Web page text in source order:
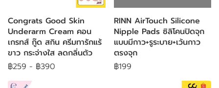
Congrats Good Skin
Underarm Cream คอน
เกรทส์ กู๊ด สกิน ครีมทารักแร้
ขาว กระจ่างใส ลดกลิ่นตัว
฿259 - ฿390
RINN AirTouch Silicone
Nipple Pads ซิลิโคนปิดจุก
แบบมีกาว+รูระบาย+เว้นกาว
ตรงจุก
฿199